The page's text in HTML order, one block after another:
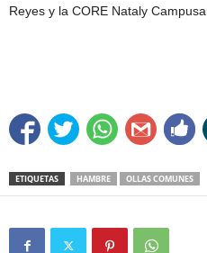
Reyes y la CORE Nataly
ETIQUETAS HAMBRE OLLAS COMUNES